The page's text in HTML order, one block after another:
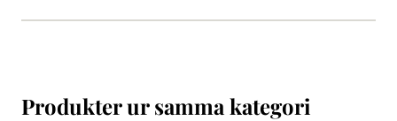
Produkter ur samma kategori